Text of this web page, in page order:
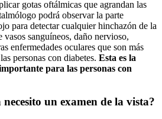
gotas oftálmicas que agrandan las
podrá observar la parte
para detectar cualquier hinchazón de la
vasos sanguíneos, daño nervioso,
enfermedades oculares que son más
personas con diabetes. Esta es la
para las personas con
un examen de la vista?